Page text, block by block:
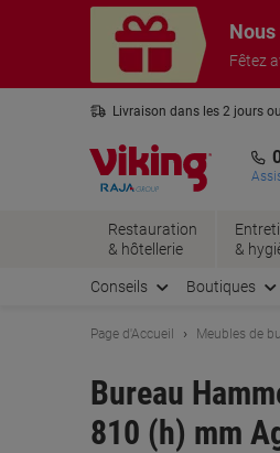
Fêtez
Livraison dans les 2 jours
Restauration
& hôtellerie
&
Conseils Boutiques
Page d'Accueil Meubles de
Bureau
810 (h) mm